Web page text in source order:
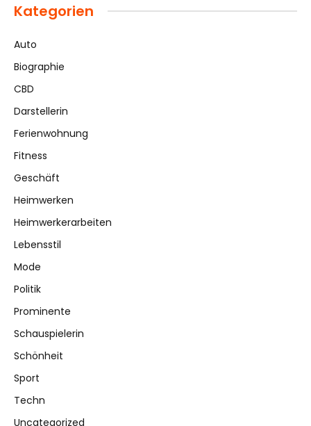
Kategorien
Auto
Biographie
CBD
Darstellerin
Ferienwohnung
Fitness
Geschäft
Heimwerken
Heimwerkerarbeiten
Lebensstil
Mode
Politik
Prominente
Schauspielerin
Schönheit
Sport
Techn
Uncategorized